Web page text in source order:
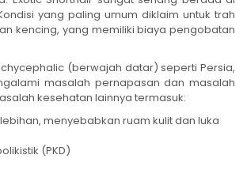
yang paling umum diklaim untuk trah
kencing, yang memiliki biaya pengobatan
(berwajah datar) seperti Persia,
masalah pernapasan dan masalah
kesehatan lainnya termasuk:
menyebabkan ruam kulit dan luka
(PKD)